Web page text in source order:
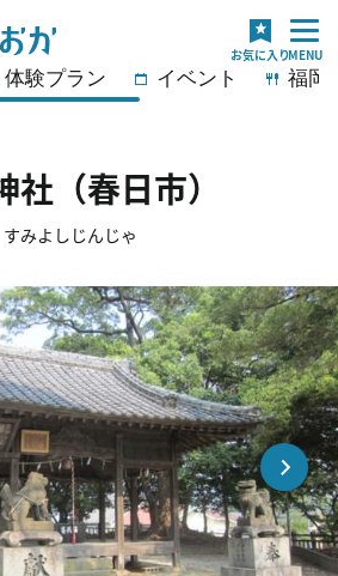
体験プラン イベント 福岡
社（春日市）
すみよしじんじゃ